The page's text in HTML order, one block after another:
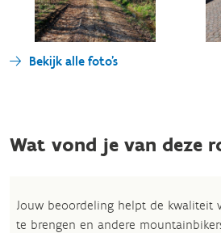
Bekijk alle foto's
Wat vond je van deze
Jouw beoordeling helpt de kwaliteit
te brengen en andere